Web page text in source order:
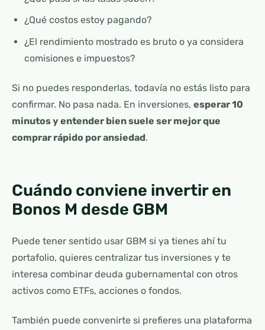
¿Qué costos estoy pagando?
¿El rendimiento mostrado es bruto o ya considera
comisiones e impuestos?
Si no puedes responderlas, todavía no estás listo para
confirmar. No pasa nada. En inversiones, esperar 10
minutos y entender bien suele ser mejor que
comprar rápido por ansiedad.
Cuándo conviene invertir en
Bonos M desde GBM
Puede tener sentido usar GBM si ya tienes ahí tu
portafolio, quieres centralizar tus inversiones y te
interesa combinar deuda gubernamental con otros
activos como ETFs, acciones o fondos.
También puede convenirte si prefieres una plataforma